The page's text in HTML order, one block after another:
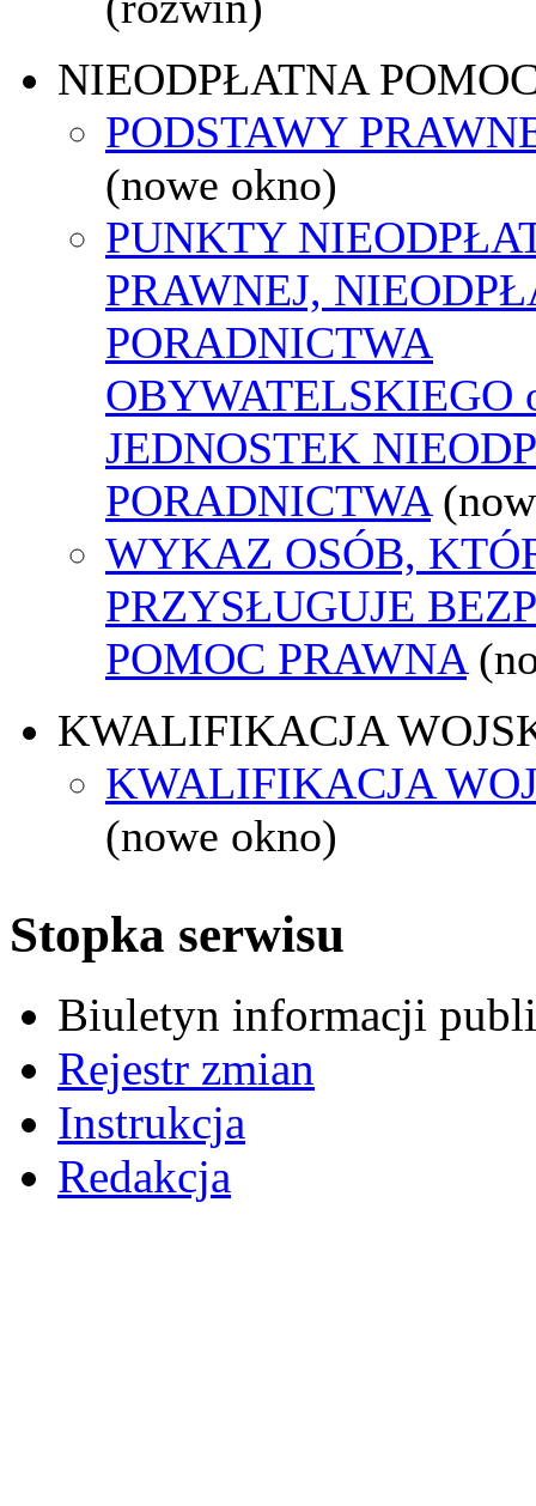
NIEODPŁATNA
PODSTAWY
(nowe okno)
PUNKTY
PRAWNEJ,
PORADNICTWA
OBYWATELSKIEGO
JEDNOSTEK
PORADNICTWA
WYKAZ OSÓB,
PRZYSŁUGUJE
POMOC PRAWNA
KWALIFIKACJA
KWALIFIKACJA
(nowe okno)
Stopka serwisu
Biuletyn informacji
Rejestr zmian
Instrukcja
Redakcja